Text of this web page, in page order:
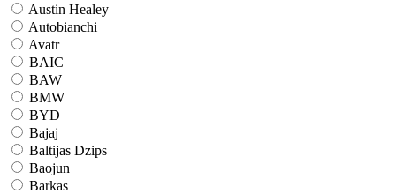
Austin Healey
Autobianchi
Avatr
BAIC
BAW
BMW
BYD
Bajaj
Baltijas Dzips
Baojun
Barkas